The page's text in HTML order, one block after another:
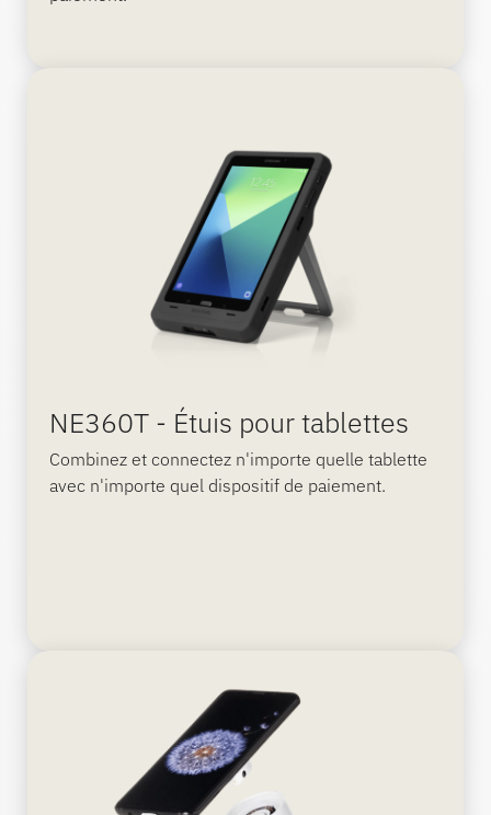
NE360T - Étuis pour tablettes
Combinez et connectez n'importe quelle tablette
avec n'importe quel dispositif de paiement.